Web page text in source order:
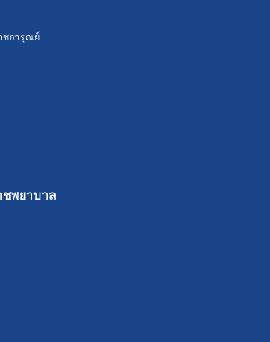
ชการุณย์
พยาบาล